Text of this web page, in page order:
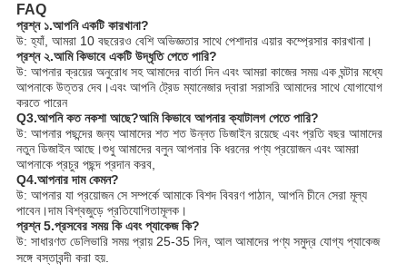
FAQ
প্রশ্ন ১.আপনি একটি কারখানা?
উ: হ্যাঁ, আমরা 10 বছরেরও বেশি অভিজ্ঞতার সাথে পেশাদার এয়ার কম্প্রেসার কারখানা।
প্রশ্ন ২.আমি কিভাবে একটি উদ্ধৃতি পেতে পারি?
উ: আপনার ক্রয়ের অনুরোধ সহ আমাদের বার্তা দিন এবং আমরা কাজের সময় এক ঘন্টার মধ্যে
আপনাকে উত্তর দেব।এবং আপনি ট্রেড ম্যানেজার দ্বারা সরাসরি আমাদের সাথে যোগাযোগ
করতে পারেন
Q3.আপনি কত নকশা আছে?আমি কিভাবে আপনার ক্যাটালগ পেতে পারি?
উ: আপনার পছন্দের জন্য আমাদের শত শত উন্নত ডিজাইন রয়েছে এবং প্রতি বছর আমাদের
নতুন ডিজাইন আছে।শুধু আমাদের বলুন আপনার কি ধরনের পণ্য প্রয়োজন এবং আমরা
আপনাকে প্রচুর পছন্দ প্রদান করব,
Q4.আপনার দাম কেমন?
উ: আপনার যা প্রয়োজন সে সম্পর্কে আমাকে বিশদ বিবরণ পাঠান, আপনি চীনে সেরা মূল্য
পাবেন।দাম বিশ্বজুড়ে প্রতিযোগিতামূলক।
প্রশ্ন 5.প্রসবের সময় কি এবং প্যাকেজ কি?
উ: সাধারণত ডেলিভারি সময় প্রায় 25-35 দিন, আল আমাদের পণ্য সমুদ্র যোগ্য প্যাকেজ
সঙ্গে বস্তাবন্দী করা হয়.